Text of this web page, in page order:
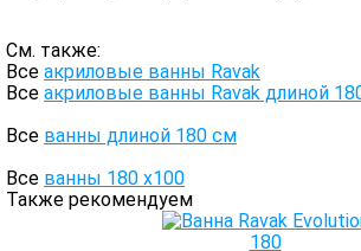
См. также:
Все акриловые ванны Ravak
Все акриловые ванны Ravak длиной
Все ванны длиной 180 см
Все ванны 180 х100
Также рекомендуем